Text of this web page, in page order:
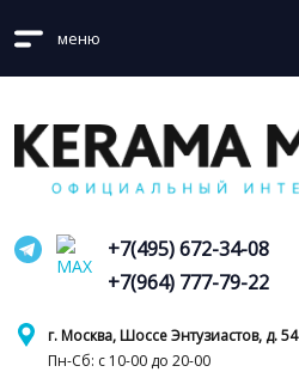
меню
г. Москва, Шоссе Энтузиастов, д. 54
Пн-Сб: с 10-00 до 20-00
+7(495) 672-34-08
+7(964) 777-79-22